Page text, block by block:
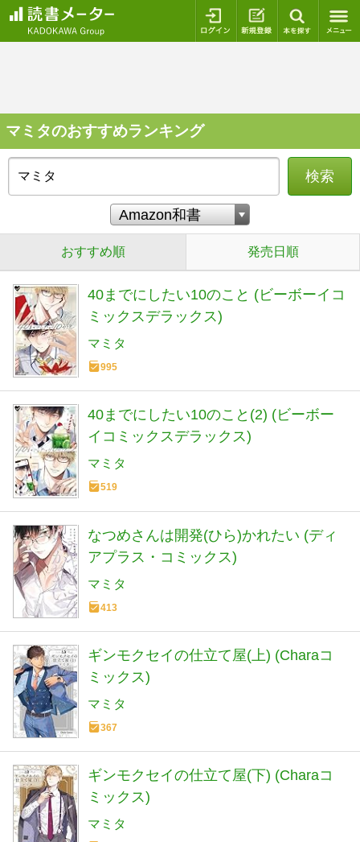
ログイン 新規登録
マミタのおすすめランキング
検索
おすすめ順 発売日順
40までにしたい10のこと (ビーボーイコ
ミックスデラックス)
マミタ
995
40までにしたい10のこと(2) (ビーボー
イコミックスデラックス)
マミタ
519
なつめさんは開発(ひら)かれたい (ディ
アプラス・コミックス)
マミタ
413
ギンモクセイの仕立て屋(上) (Charaコ
ミックス)
マミタ
367
ギンモクセイの仕立て屋(下) (Charaコ
ミックス)
マミタ